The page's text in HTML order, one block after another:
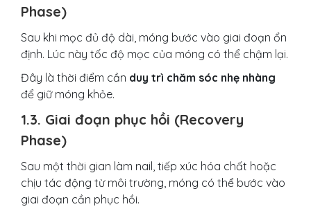
Phase)
Sau khi mọc đủ độ dài, móng bước vào giai đoạn ổn
định. Lúc này tốc độ mọc của móng có thể chậm lại.
Đây là thời điểm cần duy trì chăm sóc nhẹ nhàng
để giữ móng khỏe.
1.3. Giai đoạn phục hồi (Recovery
Phase)
Sau một thời gian làm nail, tiếp xúc hóa chất hoặc
chịu tác động từ môi trường, móng có thể bước vào
giai đoạn cần phục hồi.